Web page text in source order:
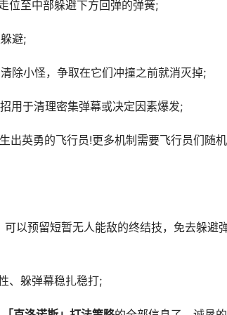
至中部躲避下方回弹的弹簧;
避;
小怪，争取在它们冲撞之前就消灭掉;
于清理密集弹幕或决定因素爆发;
英勇的飞行员!更多机制需要飞行员们随
以预留短暂无人能敌的终结技，免去躲避
、躲弹幕稳扎稳打;